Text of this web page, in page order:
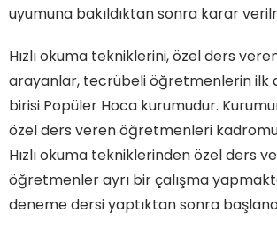
uyumuna bakıldıktan sonra karar
Hızlı okuma tekniklerini, özel ders
arayanlar, tecrübeli öğretmenlerin ilk
birisi Popüler Hoca kurumudur.
özel ders veren öğretmenleri
Hızlı okuma tekniklerinden özel ders
öğretmenler ayrı bir çalışma
deneme dersi yaptıktan sonra